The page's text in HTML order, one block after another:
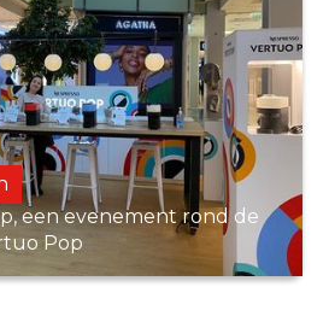
een evenement rond de
Pop